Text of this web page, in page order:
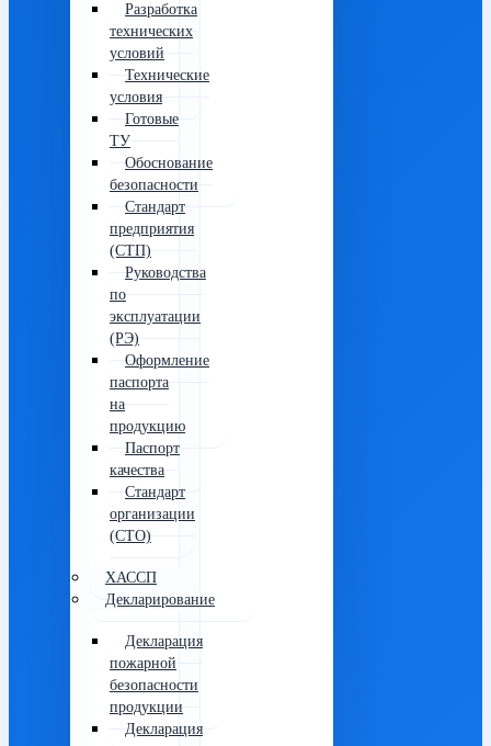
Разработка
технических
условий
Технические
условия
Готовые
ТУ
Обоснование
безопасности
Стандарт
предприятия
(СТП)
Руководства
по
эксплуатации
(РЭ)
Оформление
паспорта
на
продукцию
Паспорт
качества
Стандарт
организации
(СТО)
ХАССП
Декларирование
Декларация
пожарной
безопасности
продукции
Декларация